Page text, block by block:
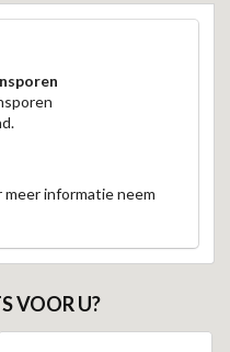
informatie neem
VOOR U?